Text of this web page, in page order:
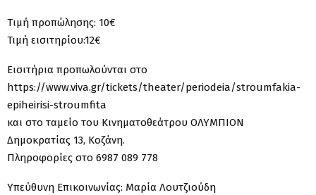
Tιμή προπώλησης: 10€
Τιμή εισιτηρίου:12€
Εισιτήρια προπωλούνται στο
https://www.viva.gr/tickets/theater/periodeia/stroumfakia-
epiheirisi-stroumfita
και στο ταμείο του Κινηματοθεάτρου ΟΛΥΜΠΙΟΝ
Δημοκρατίας 13, Κοζάνη.
Πληροφορίες στο 6987 089 778
Υπεύθυνη Επικοινωνίας: Μαρία Λουτζιούδη